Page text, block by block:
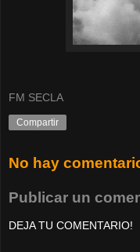
FM SECLA
Compartir
No hay
Publicar un
DEJA TU COMENTARIO!